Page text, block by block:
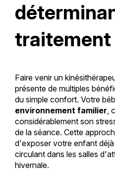
traitement
Faire venir un
présente de multiples
du simple confort. Votre
environnement familier,
considérablement son
de la séance. Cette
d'exposer votre enfant
circulant dans les salles
hivernale.